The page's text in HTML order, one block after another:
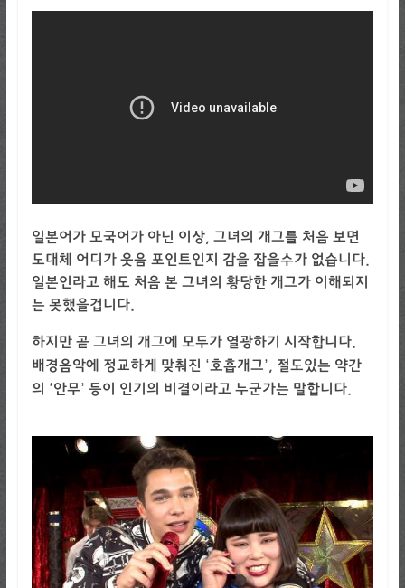
일본어가 모국어가 아닌 이상, 그녀의 개그를 처음 보면
도대체 어디가 웃음 포인트인지 감을 잡을수가 없습니다.
일본인라고 해도 처음 본 그녀의 황당한 개그가 이해되지
는 못했을겁니다.
하지만 곧 그녀의 개그에 모두가 열광하기 시작합니다.
배경음악에 정교하게 맞춰진 ‘호흡개그’, 절도있는 약간
의 ‘안무’ 등이 인기의 비결이라고 누군가는 말합니다.